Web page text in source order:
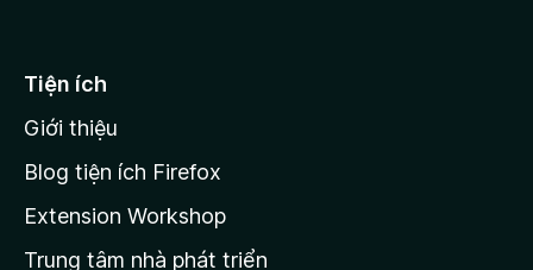
ế
t
r
n
g
Tiện ích
Giới thiệu
Blog tiện ích Firefox
Extension Workshop
Trung tâm nhà phát triển